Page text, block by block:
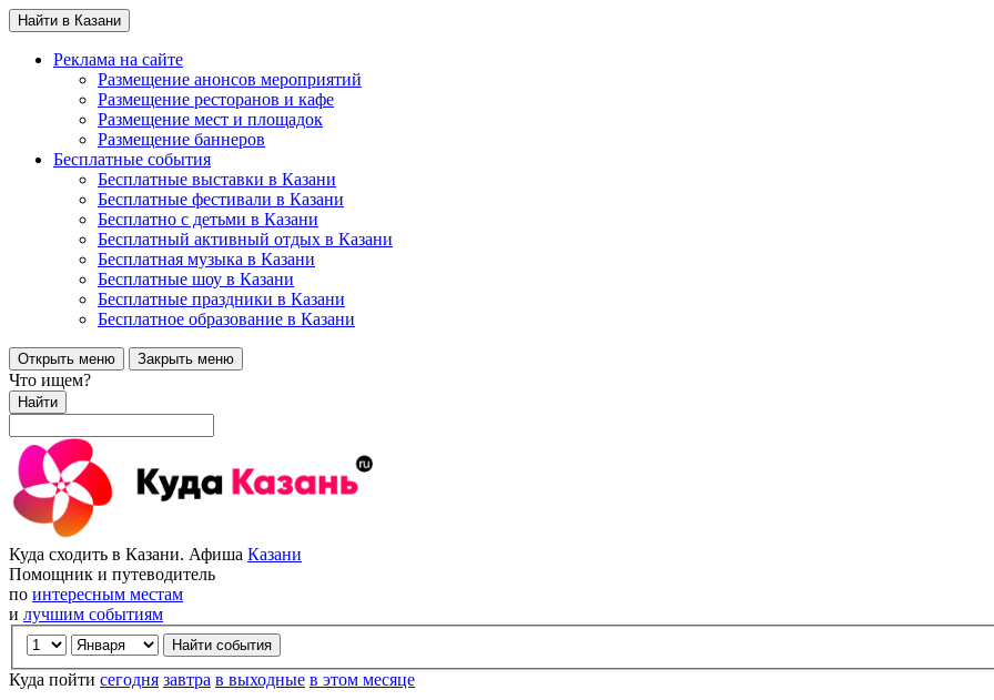
Найти в Казани
Реклама на сайте
Размещение анонсов мероприятий
Размещение ресторанов и кафе
Размещение мест и площадок
Размещение баннеров
Бесплатные события
Бесплатные выставки в Казани
Бесплатные фестивали в Казани
Бесплатно с детьми в Казани
Бесплатный активный отдых в Казани
Бесплатная музыка в Казани
Бесплатные шоу в Казани
Бесплатные праздники в Казани
Бесплатное образование в Казани
Открыть меню Закрыть меню
Что ищем?
Найти
Куда сходить в Казани. Афиша Казани
Помощник и путеводитель
по интересным местам
и лучшим событиям
Куда пойти сегодня завтра в выходные в этом месяце